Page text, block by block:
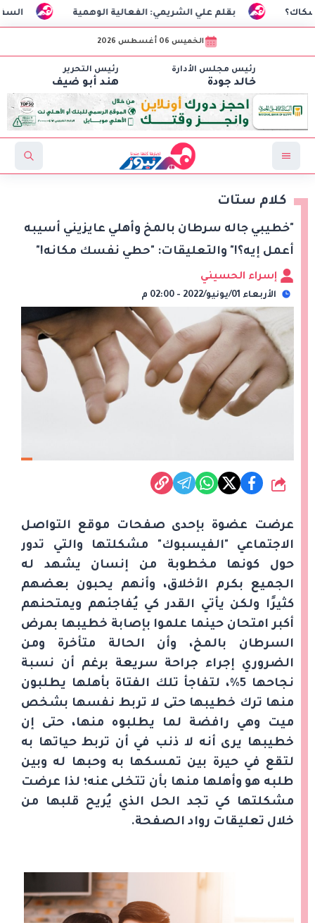
السفير التركي: محمد علي الشريمي: الفعالية الوهمية
الخميس 06 أغسطس 2026
رئيس مجلس الأدارة
خالد جودة
رئيس التحرير
هند أبو ضيف
كلام ستات
"خطيبي جاله سرطان بالمخ وأهلي عايزيني أسيبه
أعمل إيه؟!" والتعليقات: "حطي نفسك مكانه!"
إسراء الحسيني
الأربعاء 01/يونيو/2022 - 02:00 م
شارك
عرضت عضوة بإحدى صفحات موقع التواصل
الاجتماعي "الفيسبوك" مشكلتها والتي تدور
حول كونها مخطوبة من إنسان يشهد له
الجميع بكرم الأخلاق، وأنهم يحبون بعضهم
كثيرًا ولكن يأتي القدر كي يُفاجئهم ويمتحنهم
أكبر امتحان حينما علموا بإصابة خطيبها بمرض
السرطان بالمخ، وأن الحالة متأخرة ومن
الضروري إجراء جراحة سريعة برغم أن نسبة
نجاحها 5%، لتفاجأ تلك الفتاة بأهلها يطلبون
منها ترك خطيبها حتى لا تربط نفسها بشخص
ميت وهي رافضة لما يطلبوه منها، حتى إن
خطيبها يرى أنه لا ذنب في أن تربط حياتها به
لتقع في حيرة بين تمسكها به وحبها له وبين
طلبه هو وأهلها منها بأن تتخلى عنه؛ لذا عرضت
مشكلتها كي تجد الحل الذي يُريح قلبها من
خلال تعليقات رواد الصفحة.